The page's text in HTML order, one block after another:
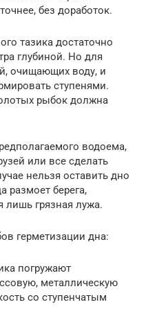
без доработок.
тазика достаточно
глубиной. Но для
очищающих воду, и
ступенями.
рыбок должна
водоема,
или все сделать
нельзя оставить дно
размоет берега,
лишь грязная лужа.
герметизации дна:
погружают
металлическую
со ступенчатым